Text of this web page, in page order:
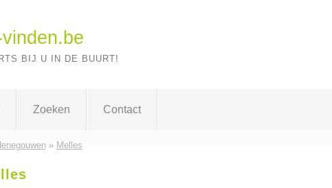
BIJ U IN DE BUURT!
Zoeken Contact
» Melles